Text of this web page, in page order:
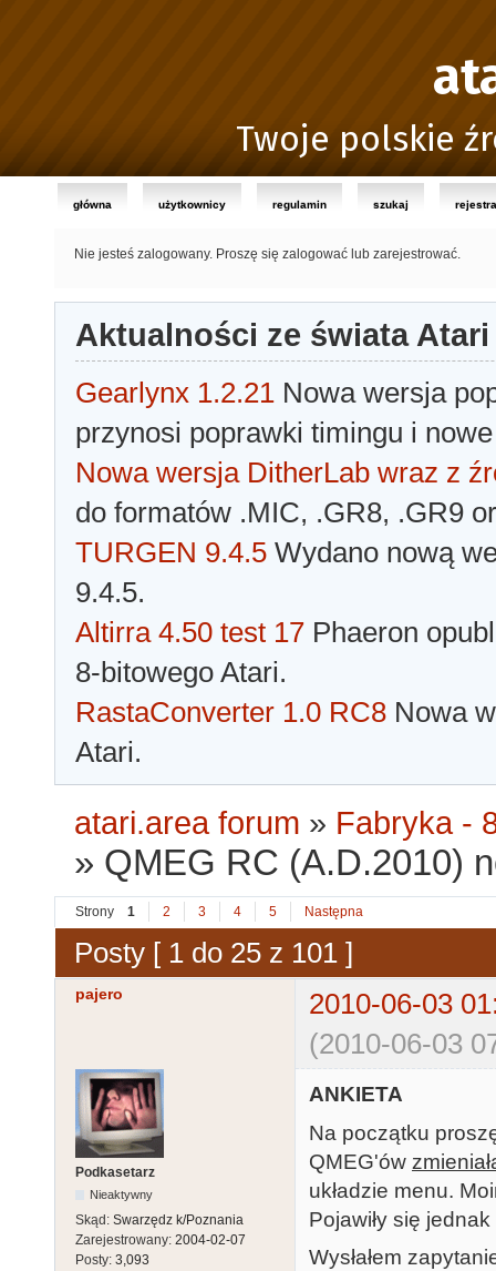
Twoje polskie
główna użytkownicy regulamin szukaj
Nie jesteś zalogowany. Proszę się zalogować lub zarejestrować.
Aktualności ze świata Atari
Gearlynx 1.2.21 Nowa wersja
przynosi poprawki timingu i
Nowa wersja DitherLab wraz z
do formatów .MIC, .GR8, .GR9
TURGEN 9.4.5 Wydano nową
9.4.5.
Altirra 4.50 test 17 Phaeron
8-bitowego Atari.
RastaConverter 1.0 RC8 Nowa
Atari.
atari.area forum » Fabryka -
» QMEG RC (A.D.2010)
Strony 1 2 3 4 5 Następna
Posty [ 1 do 25 z 101 ]
pajero
2010-06-03
(2010-06-03
Podkasetarz
Nieaktywny
Skąd: Swarzędz k/Poznania
Zarejestrowany: 2004-02-07
Posty: 3,093
ANKIETA
Na początku
QMEG'ów
układzie menu.
Pojawiły się
Wysłałem